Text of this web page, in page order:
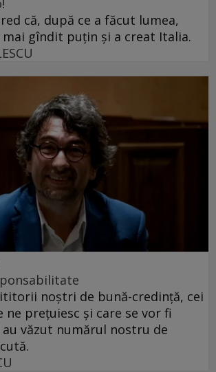
că, după ce a făcut lumea,
mai gîndit puțin și a creat Italia.
noștri de bună-credință, cei
ne prețuiesc și care se vor fi
văzut numărul nostru de